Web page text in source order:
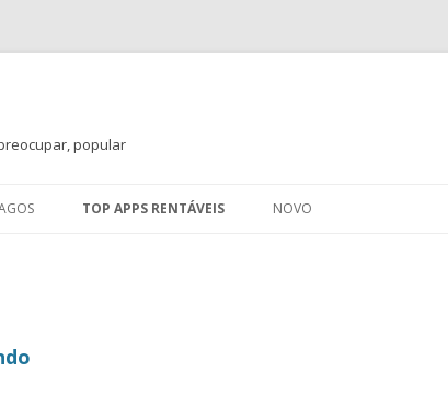
popular
TOP APPS RENTÁVEIS NOVO